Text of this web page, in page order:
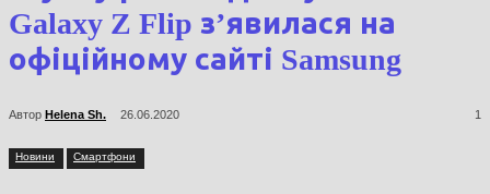
Galaxy Z Flip з’явилася на
офіційному сайті Samsung
Автор Helena Sh. 26.06.2020 1
Новини Смартфони